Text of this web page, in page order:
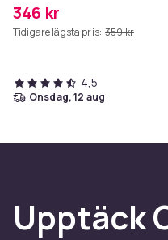
346 kr
Tidigare lägsta pris: 359 kr
4,5
onsdag, 12 aug
Upptäck